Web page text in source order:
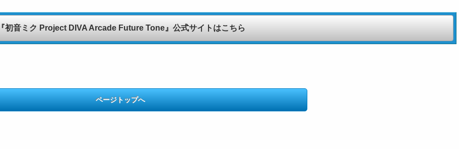
『初音ミク Project DIVA Arcade Future Tone』公式サイトはこちら
ページトップへ